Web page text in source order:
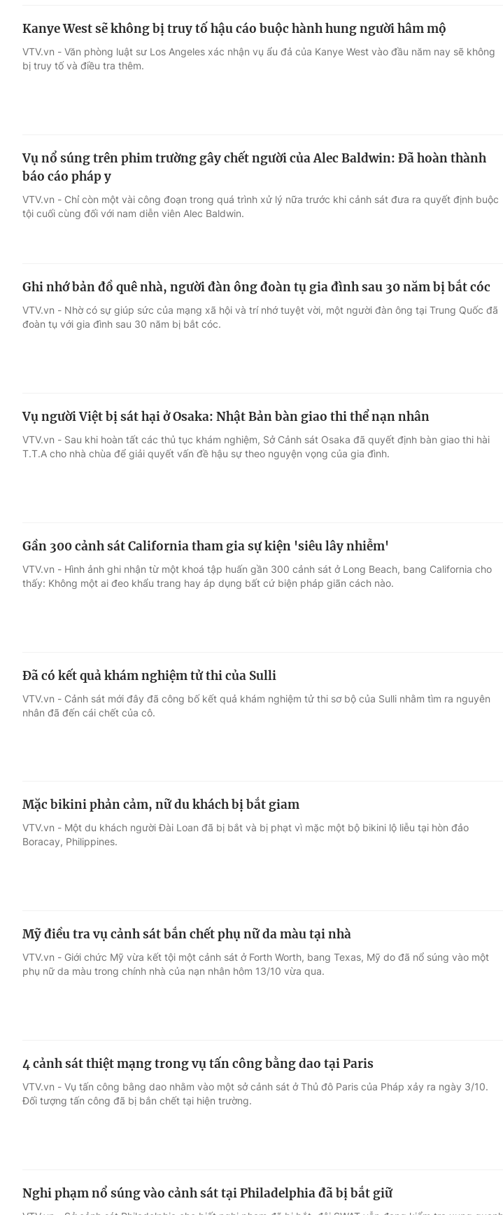
Kanye West sẽ không bị truy tố hậu cáo buộc hành hung người hâm mộ
VTV.vn - Văn phòng luật sư Los Angeles xác nhận vụ ẩu đả của Kanye West vào đầu năm nay sẽ không
bị truy tố và điều tra thêm.
Vụ nổ súng trên phim trường gây chết người của Alec Baldwin: Đã hoàn thành
báo cáo pháp y
VTV.vn - Chỉ còn một vài công đoạn trong quá trình xử lý nữa trước khi cảnh sát đưa ra quyết định buộc
tội cuối cùng đối với nam diễn viên Alec Baldwin.
Ghi nhớ bản đồ quê nhà, người đàn ông đoàn tụ gia đình sau 30 năm bị bắt cóc
VTV.vn - Nhờ có sự giúp sức của mạng xã hội và trí nhớ tuyệt vời, một người đàn ông tại Trung Quốc đã
đoàn tụ với gia đình sau 30 năm bị bắt cóc.
Vụ người Việt bị sát hại ở Osaka: Nhật Bản bàn giao thi thể nạn nhân
VTV.vn - Sau khi hoàn tất các thủ tục khám nghiệm, Sở Cảnh sát Osaka đã quyết định bàn giao thi hài
T.T.A cho nhà chùa để giải quyết vấn đề hậu sự theo nguyện vọng của gia đình.
Gần 300 cảnh sát California tham gia sự kiện 'siêu lây nhiễm'
VTV.vn - Hình ảnh ghi nhận từ một khoá tập huấn gần 300 cảnh sát ở Long Beach, bang California cho
thấy: Không một ai đeo khẩu trang hay áp dụng bất cứ biện pháp giãn cách nào.
Đã có kết quả khám nghiệm tử thi của Sulli
VTV.vn - Cảnh sát mới đây đã công bố kết quả khám nghiệm tử thi sơ bộ của Sulli nhằm tìm ra nguyên
nhân đã đến cái chết của cô.
Mặc bikini phản cảm, nữ du khách bị bắt giam
VTV.vn - Một du khách người Đài Loan đã bị bắt và bị phạt vì mặc một bộ bikini lộ liễu tại hòn đảo
Boracay, Philippines.
Mỹ điều tra vụ cảnh sát bắn chết phụ nữ da màu tại nhà
VTV.vn - Giới chức Mỹ vừa kết tội một cảnh sát ở Forth Worth, bang Texas, Mỹ do đã nổ súng vào một
phụ nữ da màu trong chính nhà của nạn nhân hôm 13/10 vừa qua.
4 cảnh sát thiệt mạng trong vụ tấn công bằng dao tại Paris
VTV.vn - Vụ tấn công bằng dao nhằm vào một sở cảnh sát ở Thủ đô Paris của Pháp xảy ra ngày 3/10.
Đối tượng tấn công đã bị bắn chết tại hiện trường.
Nghi phạm nổ súng vào cảnh sát tại Philadelphia đã bị bắt giữ